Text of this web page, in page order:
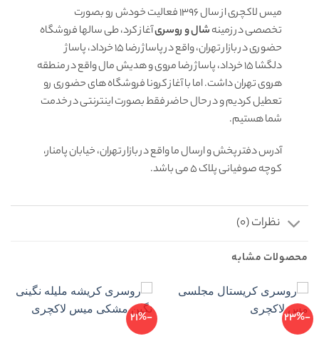
میس لاکچری از سال 1396 فعالیت خودش رو بصورت
تخصصی در زمینهشال و روسریآغاز کرد، طی سالها فروشگاه
حضوری در بازار تهران، واقع در پاساژ رضا 15 خرداد، پاساژ
دلگشا 15 خرداد، پاساژ رضا مروی و هدیش مال واقع در منطقه
هروی تهران داشت. اما با آغاز کرونا فروشگاه های حضوری رو
تعطیل کردیم و در حال حاضر فقط بصورت اینترنتی در خدمت
شما هستیم.
آدرس دفتر پخش و ارسال ما واقع در بازار تهران، خیابان پامنار،
کوچه صوفیانی پلاک 5 می باشد.
نظرات (0)
محصولات مشابه
-23%
-21%